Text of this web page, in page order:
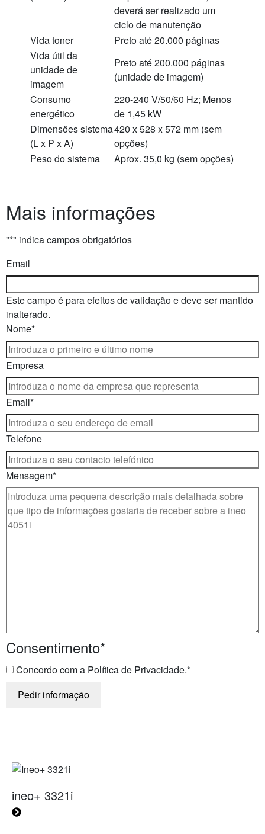
deverá ser realizado um
ciclo de manutenção
Vida toner
Preto até 20.000 páginas
Vida útil da
unidade de
imagem
Preto até 200.000 páginas
(unidade de imagem)
Consumo
energético
220-240 V/50/60 Hz; Menos
de 1,45 kW
Dimensões sistema
(L x P x A)
420 x 528 x 572 mm (sem
opções)
Peso do sistema
Aprox. 35,0 kg (sem opções)
Mais informações
"*" indica campos obrigatórios
Email
Este campo é para efeitos de validação e deve ser mantido
inalterado.
Nome*
Empresa
Email*
Telefone
Mensagem*
Consentimento*
Concordo com a Política de Privacidade.*
ineo+ 3321i